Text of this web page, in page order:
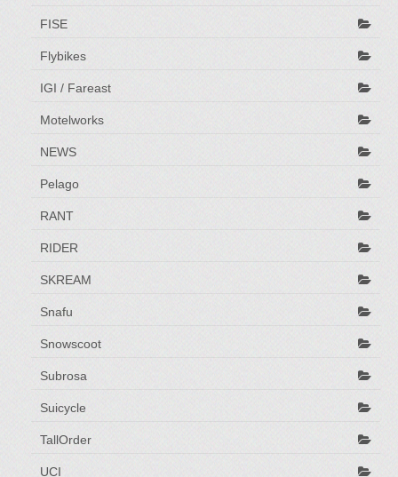
FISE
Flybikes
IGI / Fareast
Motelworks
NEWS
Pelago
RANT
RIDER
SKREAM
Snafu
Snowscoot
Subrosa
Suicycle
TallOrder
UCI